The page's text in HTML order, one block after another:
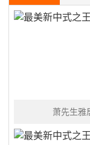
萧先生雅